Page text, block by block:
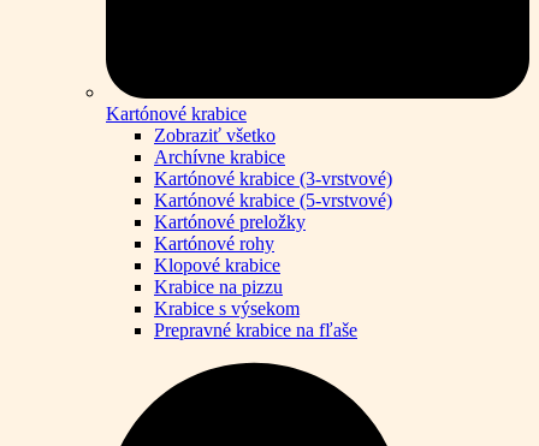
Kartónové krabice
Zobraziť všetko
Archívne krabice
Kartónové krabice (3-vrstvové)
Kartónové krabice (5-vrstvové)
Kartónové preložky
Kartónové rohy
Klopové krabice
Krabice na pizzu
Krabice s výsekom
Prepravné krabice na fľaše